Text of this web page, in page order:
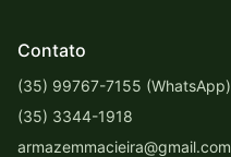
Contato
(35) 99767-7155 (WhatsApp)
(35) 3344-1918
armazemmacieira@gmail.com